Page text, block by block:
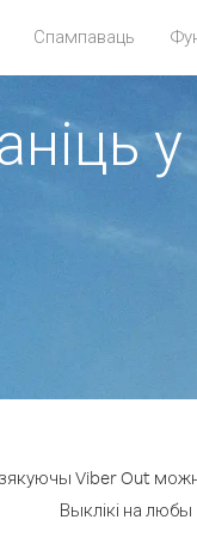
Спампаваць
Viber Out
Выклікі на